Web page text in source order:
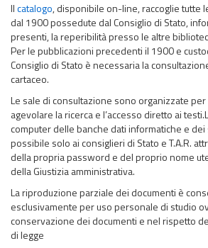
Ilcatalogo, disponibile on-line, raccoglie tutte
dal 1900 possedute dal Consiglio di Stato,
presenti, la reperibilità presso le altre
Per le pubblicazioni precedenti il 1900 e
Consiglio di Stato è necessaria la
cartaceo.
Le sale di consultazione sono organizzate
agevolare la ricerca e l’accesso diretto ai
computer delle banche dati informatiche e
possibile solo ai consiglieri di Stato e T.A.R.
della propria password e del proprio nome
della Giustizia amministrativa.
La riproduzione parziale dei documenti è
esclusivamente per uso personale di studio
conservazione dei documenti e nel rispetto
di legge